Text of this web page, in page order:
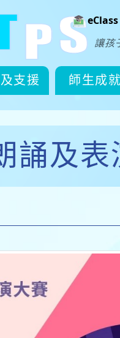
eClass
讓孩
支援 師生成就
誦及表